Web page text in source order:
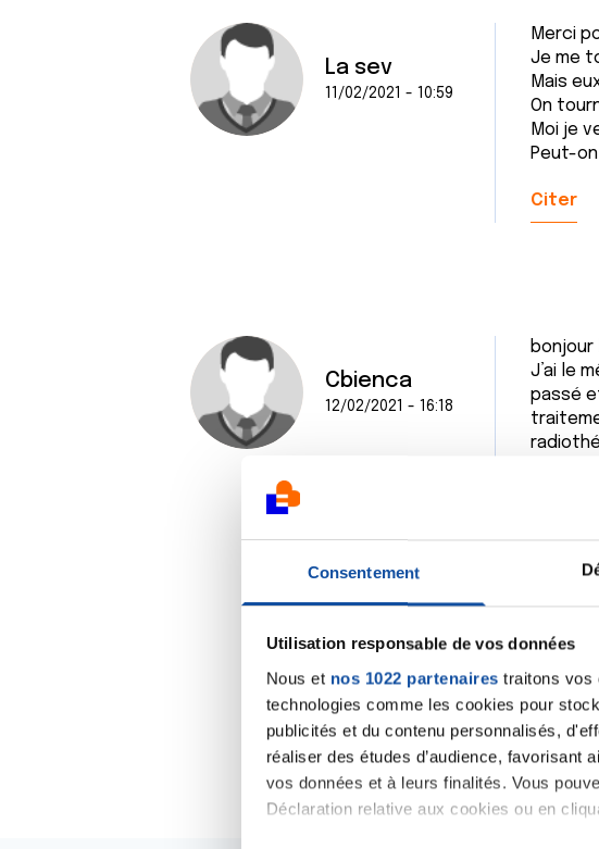
Consentement
Utilisation responsable de vos données
Nous et nos 1022 partenaires traitons vos
technologies comme les cookies pour
publicités et du contenu personnalisés,
réaliser des études d’audience, favorisant
vos données et à leurs finalités. Vous
Déclaration relative aux cookies ou en
La sev
11/02/2021 - 10:59
Merci
Je me
Mais
On
Moi je
Peut-
Citer
Cbienca
12/02/2021 - 16:18
bonjour
J’ai le
passé
Mon
suivi
Grace
Avez-
préfère
Bonne
Citer